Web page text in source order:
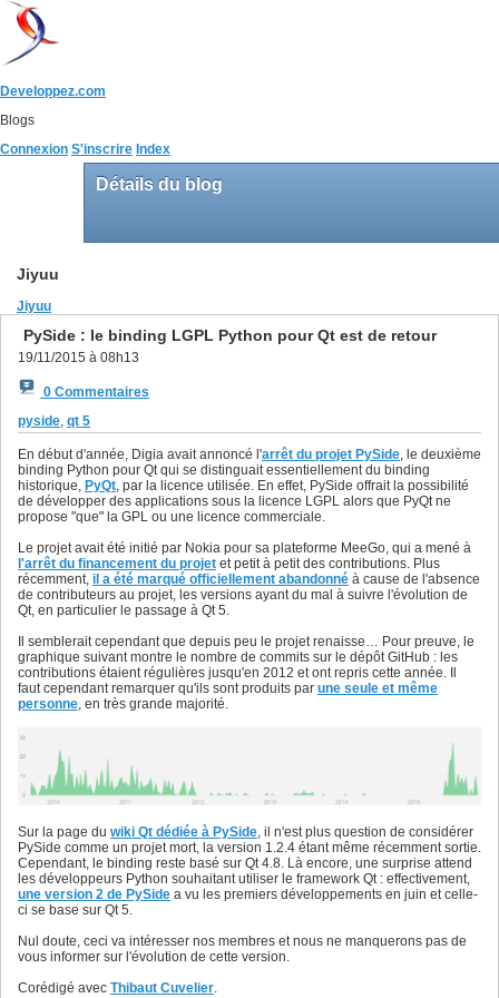
Developpez.com
Blogs
Connexion S'inscrire Index
Détails du blog
Jiyuu
Jiyuu
PySide : le binding LGPL Python pour Qt est de retour
19/11/2015 à 08h13
0 Commentaires
pyside, qt 5
En début d'année, Digia avait annoncé l'arrêt du projet PySide, le deuxième
binding Python pour Qt qui se distinguait essentiellement du binding
historique, PyQt, par la licence utilisée. En effet, PySide offrait la possibilité
de développer des applications sous la licence LGPL alors que PyQt ne
propose "que" la GPL ou une licence commerciale.
Le projet avait été initié par Nokia pour sa plateforme MeeGo, qui a mené à
l'arrêt du financement du projet et petit à petit des contributions. Plus
récemment, il a été marqué officiellement abandonné à cause de l'absence
de contributeurs au projet, les versions ayant du mal à suivre l'évolution de
Qt, en particulier le passage à Qt 5.
Il semblerait cependant que depuis peu le projet renaisse… Pour preuve, le
graphique suivant montre le nombre de commits sur le dépôt GitHub : les
contributions étaient régulières jusqu'en 2012 et ont repris cette année. Il
faut cependant remarquer qu'ils sont produits par une seule et même
personne, en très grande majorité.
Sur la page du wiki Qt dédiée à PySide, il n'est plus question de considérer
PySide comme un projet mort, la version 1.2.4 étant même récemment sortie.
Cependant, le binding reste basé sur Qt 4.8. Là encore, une surprise attend
les développeurs Python souhaitant utiliser le framework Qt : effectivement,
une version 2 de PySide a vu les premiers développements en juin et celle-
ci se base sur Qt 5.
Nul doute, ceci va intéresser nos membres et nous ne manquerons pas de
vous informer sur l'évolution de cette version.
Corédigé avec Thibaut Cuvelier.